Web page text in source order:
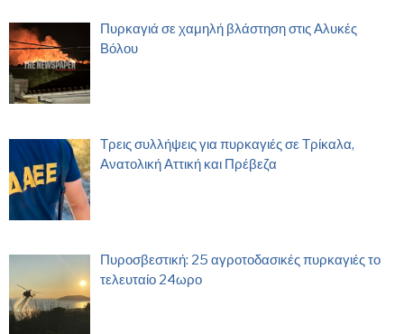
Πυρκαγιά σε χαμηλή βλάστηση στις Αλυκές
Βόλου
Τρεις συλλήψεις για πυρκαγιές σε Τρίκαλα,
Ανατολική Αττική και Πρέβεζα
Πυροσβεστική: 25 αγροτοδασικές πυρκαγιές το
τελευταίο 24ωρο